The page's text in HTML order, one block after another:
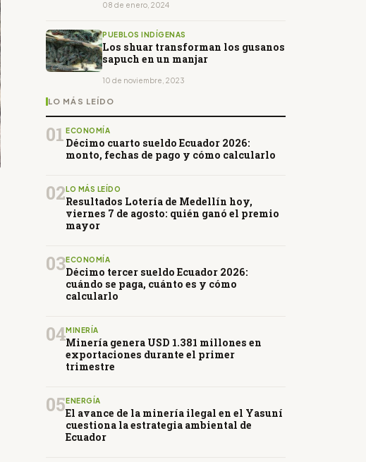
08 de enero, 2024
PUEBLOS INDÍGENAS
Los shuar transforman los gusanos
sapuch en un manjar
10 de noviembre, 2023
LO MÁS LEÍDO
01 ECONOMÍA
Décimo cuarto sueldo Ecuador 2026:
monto, fechas de pago y cómo calcularlo
02 LO MÁS LEÍDO
Resultados Lotería de Medellín hoy,
viernes 7 de agosto: quién ganó el premio
mayor
03ECONOMÍA
Décimo tercer sueldo Ecuador 2026:
cuándo se paga, cuánto es y cómo
calcularlo
04MINERÍA
Minería genera USD 1.381 millones en
exportaciones durante el primer
trimestre
05 ENERGÍA
El avance de la minería ilegal en el Yasuní
cuestiona la estrategia ambiental de
Ecuador